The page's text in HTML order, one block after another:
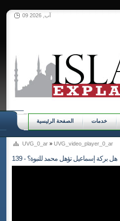
09 آب, 2026
الصفحة الرئيسية خدمات
UVG_0_ar » UVG_video_player_0_ar
139 - هل بركة إسماعيل تؤهل محمد للنبوة؟